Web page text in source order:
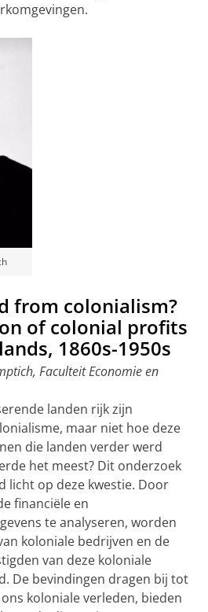
from colonialism?
of colonial profits
1860s-1950s
Faculteit Economie en
landen rijk zijn
maar niet hoe deze
die landen verder werd
het meest? Dit onderzoek
licht op deze kwestie. Door
financiële en
te analyseren, worden
koloniale bedrijven en de
van deze koloniale
De bevindingen dragen bij tot
koloniale verleden, bieden